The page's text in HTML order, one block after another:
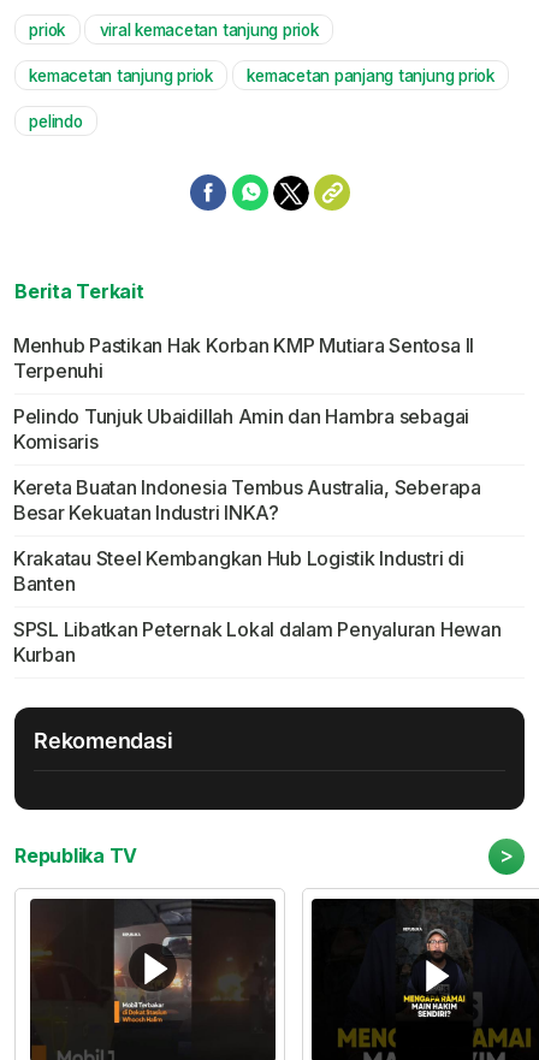
priok viral kemacetan tanjung priok
kemacetan tanjung priok kemacetan panjang tanjung priok
pelindo
Berita Terkait
Menhub Pastikan Hak Korban KMP Mutiara Sentosa II
Terpenuhi
Pelindo Tunjuk Ubaidillah Amin dan Hambra sebagai
Komisaris
Kereta Buatan Indonesia Tembus Australia, Seberapa
Besar Kekuatan Industri INKA?
Krakatau Steel Kembangkan Hub Logistik Industri di
Banten
SPSL Libatkan Peternak Lokal dalam Penyaluran Hewan
Kurban
Rekomendasi
Republika TV >